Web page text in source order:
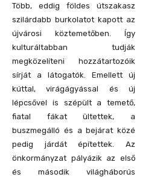
Több, eddig földes útszakasz
szilárdabb burkolatot kapott az
újvárosi köztemetőben. Így
kulturáltabban tudják
megközelíteni hozzátartozóik
sírját a látogatók. Emellett új
kúttal, virágágyással és új
lépcsővel is szépült a temető,
fiatal fákat ültettek, a
buszmegálló és a bejárat közé
pedig járdát építettek. Az
önkormányzat pályázik az első
és második világháborús